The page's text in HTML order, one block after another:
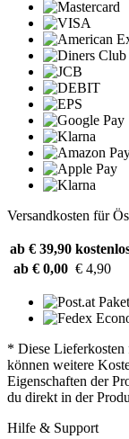
Versandkosten für
ab € 39,90
ab € 0,00 € 4,90
* Diese Lieferkosten
können weitere
Eigenschaften der
du direkt in der
Hilfe & Support